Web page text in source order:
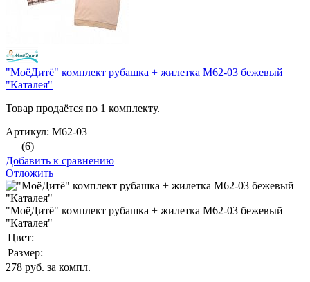
"МоёДитё" комплект рубашка + жилетка М62-03 бежевый
"Каталея"
Товар продаётся по 1 комплекту.
Артикул: М62-03
(6)
Добавить к сравнению
Отложить
"МоёДитё" комплект рубашка + жилетка М62-03 бежевый
"Каталея"
Цвет:
Размер:
278 руб. за компл.